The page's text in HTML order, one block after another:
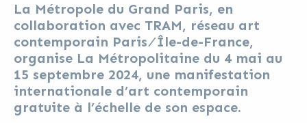
La Métropole du Grand Paris, en
collaboration avec TRAM, réseau art
contemporain Paris ⁄ Île-de-France,
organise La Métropolitaine du 4 mai au
15 septembre 2024, une manifestation
internationale d’art contemporain
gratuite à l’échelle de son espace.